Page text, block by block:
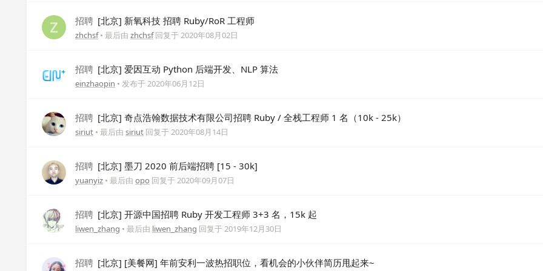
招聘 [北京] 新氧科技 招聘 Ruby/RoR 工程师
zhchsf • 最后由 zhchsf回复于2020年08月02日
招聘 [北京] 爱因互动 Python 后端开发、NLP 算法
einzhaopin • 发布于2020年06月12日
招聘 [北京] 奇点浩翰数据技术有限公司招聘 Ruby / 全栈工程师 1 名（10k - 25k）
siriut • 最后由 siriut 回复于2020年08月14日
招聘 [北京] 墨刀 2020 前后端招聘 [15 - 30k]
yuanyiz • 最后由 opo 回复于2020年09月07日
招聘 [北京] 开源中国招聘 Ruby 开发工程师 3+3 名，15k 起
liwen_zhang • 最后由 liwen_zhang 回复于2019年12月30日
招聘 [北京] [美餐网] 年前安利一波热招职位，看机会的小伙伴简历甩起来~